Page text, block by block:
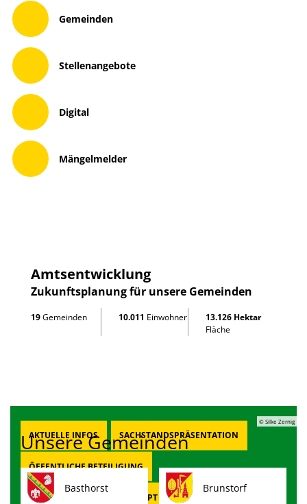
Gemeinden
Stellenangebote
Digital
Mängelmelder
© Silke Zernig
Amtsentwicklung
Zukunftsplanung für unsere Gemeinden
19Gemeinden 10.011 Einwohner
13.126 Hektar
Fläche
AKTUELLE INFOS SACHSTANDSPRÄSENTATION
ÖFFENTLICHE BETEILIGUNG
AMTSENTWICKLUNGSKONZEPT KLIMASCHUTZ
Unsere Gemeinden
Basthorst Brunstorf